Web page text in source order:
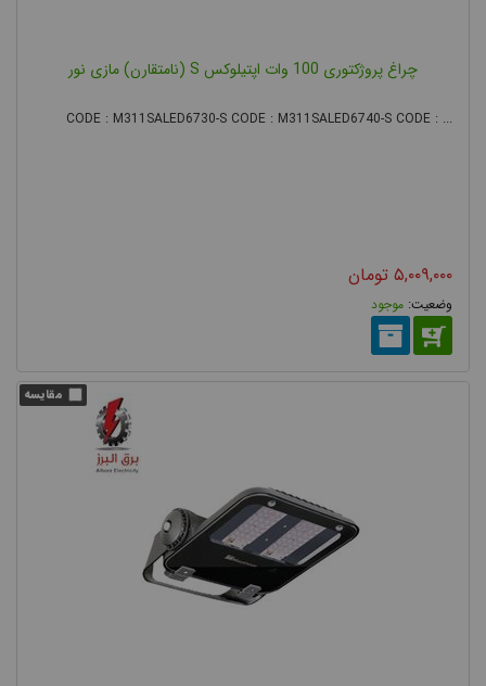
چراغ پروژکتوری 100 وات اپتیلوکس S (نامتقارن) مازی نور
CODE : M311SALED6730-S CODE : M311SALED6740-S CODE : ...
۵,۰۰۹,۰۰۰ تومان
موجود